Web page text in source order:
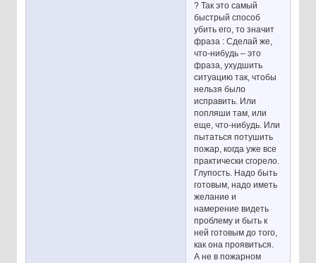
? Так это самый
быстрый способ
убить его, то значит
фраза : Сделай же,
что-нибудь – это
фраза, ухудшить
ситуацию так, чтобы
нельзя было
исправить. Или
попляши там, или
еще, что-нибудь. Или
пытаться потушить
пожар, когда уже все
практически сгорело.
Глупость. Надо быть
готовым, надо иметь
желание и
намерение видеть
проблему и быть к
ней готовым до того,
как она проявиться.
А не в пожарном